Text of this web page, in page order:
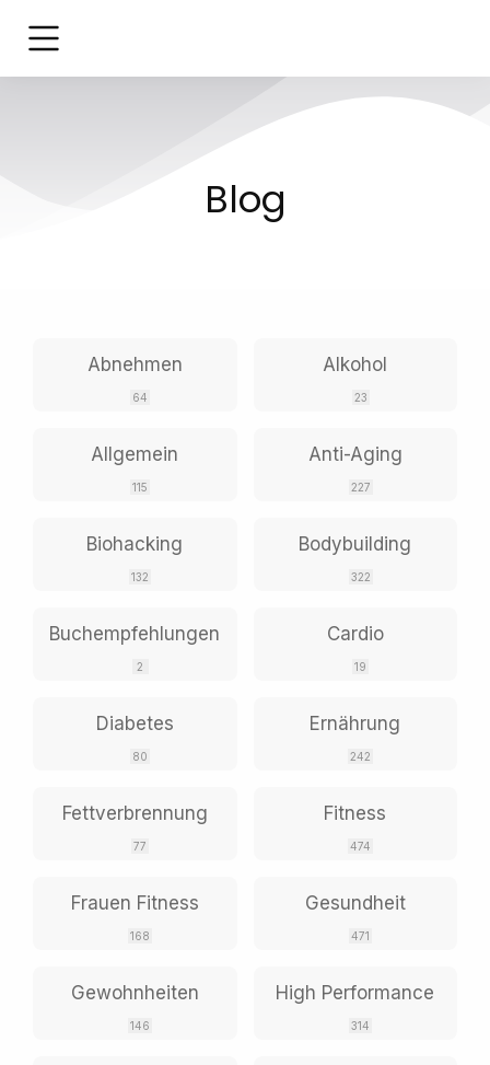
Blog
Abnehmen
64
Alkohol
23
Allgemein
115
Anti-Aging
227
Biohacking
132
Bodybuilding
322
Buchempfehlungen
2
Cardio
19
Diabetes
80
Ernährung
242
Fettverbrennung
77
Fitness
474
Frauen Fitness
168
Gesundheit
471
Gewohnheiten
146
High Performance
314